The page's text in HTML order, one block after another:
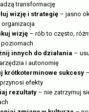
transformację
wizję i strategię – jasno
organizacja
wizję – rób to często,
poziomach
innych do działania –
i autonomię
krótkoterminowe sukcesy
efekty
rezultaty – nie zatrzymuj